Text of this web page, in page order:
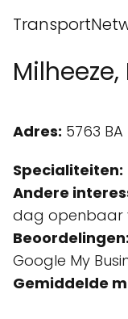
Adres: 5763
Specialiteiten:
Andere
dag openbaar
Beoordelingen:
Google My
Gemiddelde